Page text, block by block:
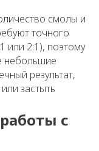
смолы и
точного
или 2:1), поэтому
небольшие
результат,
застыть
с